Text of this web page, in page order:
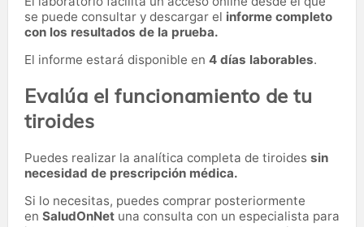
se puede consultar y descargar el informe completo
con los resultados de la prueba.
El informe estará disponible en 4 días laborables.
Evalúa el funcionamiento de tu
tiroides
Puedes realizar la analítica completa de tiroides sin
necesidad de prescripción médica.
Si lo necesitas, puedes comprar posteriormente
en SaludOnNet una consulta con un especialista para